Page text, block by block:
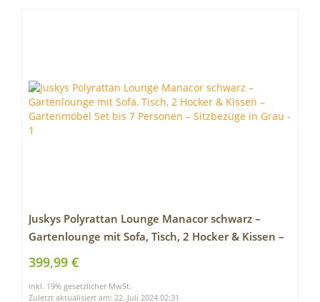
Juskys Polyrattan Lounge Manacor schwarz –
Gartenlounge mit Sofa, Tisch, 2 Hocker & Kissen –
Gartenmöbel Set bis 7 Personen – Sitzbezüge in
Grau
399,99 €
inkl. 19% gesetzlicher MwSt.
Zuletzt aktualisiert am: 22. Juli 2024 02:31